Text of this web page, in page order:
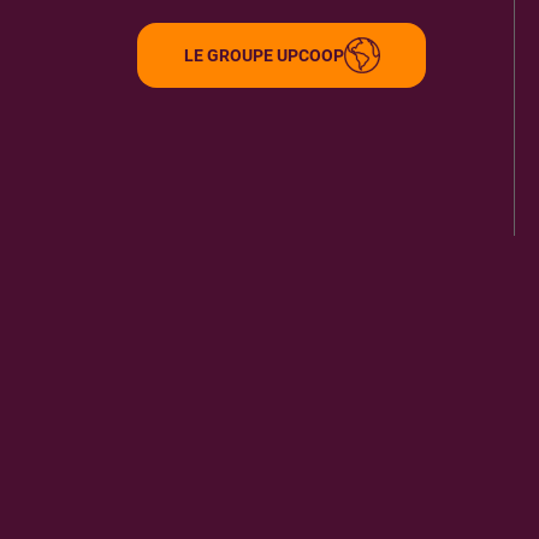
LE GROUPE UPCOOP